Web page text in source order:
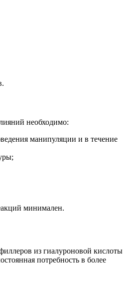
необходимо:
манипуляции и в течение
минимален.
из гиалуроновой кислоты
потребность в более